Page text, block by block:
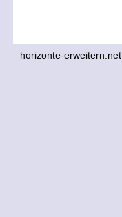
horizonte-erweitern.net